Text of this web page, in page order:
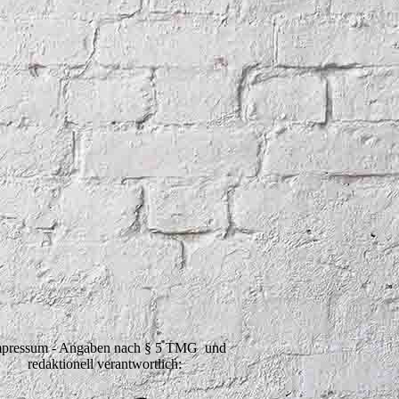
- Angaben nach § 5 TMG und
redaktionell verantwortlich: